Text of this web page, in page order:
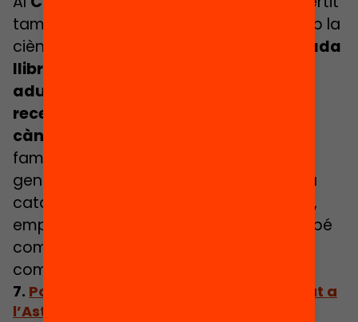
també en una forma de col·laborar amb la
ciència. Amb
, cada
llibre llegit i ressenyat per un infant o
adult equival a una donació per a la
recerca en immunoteràpia contra el
càncer
famílies, llibreters i fins i tot empreses,
generant un moviment solidari a escala
catalana. A més de fomentar la lectura,
empodera la ciutadania a contribuir al bé
comú amb un gest tan senzill i poderós
com llegir i escriure una ressenya a mà.
7. Poesies que vinculen tota la comunitat a
l’Astúries rural (Coaña)